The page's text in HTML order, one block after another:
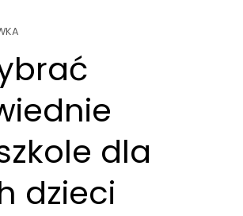
dla
dzieci